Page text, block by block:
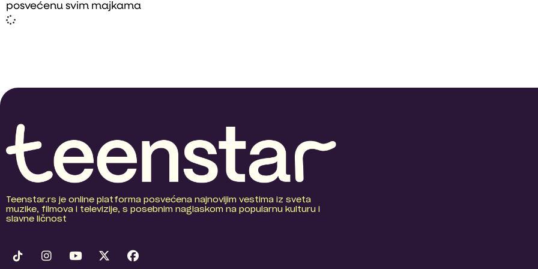
posvećenu svim majkama
Teenstar.rs je online platforma posvećena najnovijim vestima iz sveta
muzike, filmova i televizije, s posebnim naglaskom na popularnu kulturu i
slavne ličnost